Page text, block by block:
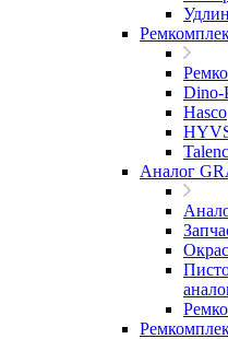
Dino-
Hasco
Аналог